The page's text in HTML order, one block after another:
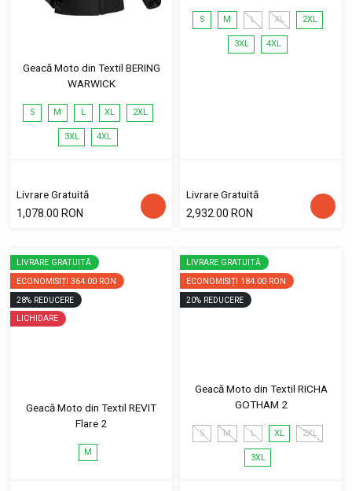
Geacă Moto din Textil BERING
WARWICK
S M L XL 2XL
3XL 4XL
Livrare Gratuită
1,078.00 RON
S M L XL 2XL
3XL 4XL
Livrare Gratuită
2,932.00 RON
LIVRARE GRATUITĂ
ECONOMISIȚI 364.00 RON
28% REDUCERE
LICHIDARE
Geacă Moto din Textil REVIT
Flare 2
M
LIVRARE GRATUITĂ
ECONOMISIȚI 184.00 RON
20% REDUCERE
Geacă Moto din Textil RICHA
GOTHAM 2
S M L XL 2XL
3XL